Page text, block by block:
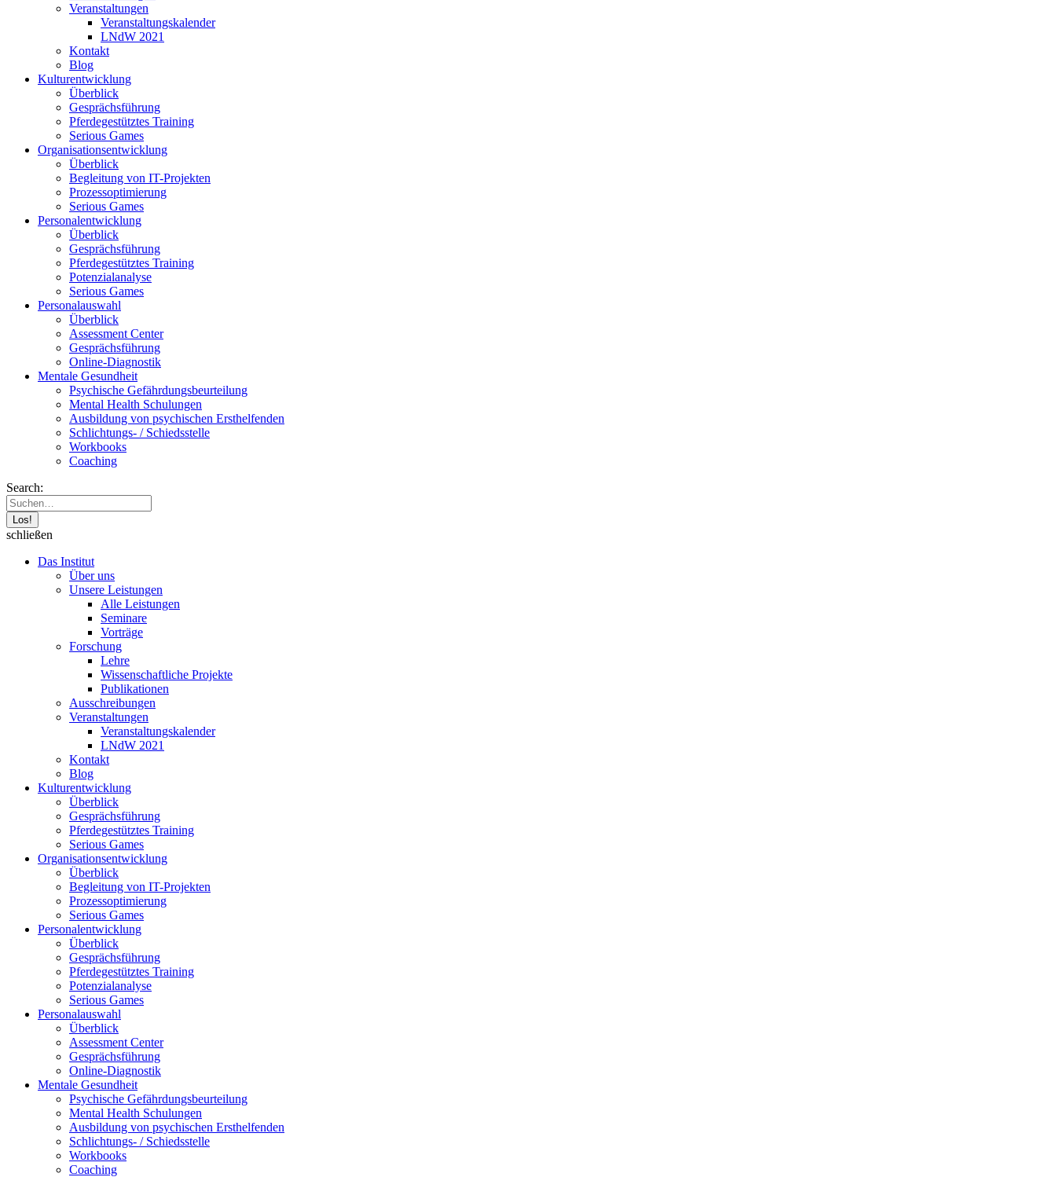
Veranstaltungen
Veranstaltungskalender
LNdW 2021
Kontakt
Blog
Kulturentwicklung
Überblick
Gesprächsführung
Pferdegestütztes Training
Serious Games
Organisationsentwicklung
Überblick
Begleitung von IT-Projekten
Prozessoptimierung
Serious Games
Personalentwicklung
Überblick
Gesprächsführung
Pferdegestütztes Training
Potenzialanalyse
Serious Games
Personalauswahl
Überblick
Assessment Center
Gesprächsführung
Online-Diagnostik
Mentale Gesundheit
Psychische Gefährdungs­beurteilung
Mental Health Schulungen
Ausbildung von psychischen Ersthelfenden
Schlichtungs- / Schiedsstelle
Workbooks
Coaching
Search:
schließen
Das Institut
Über uns
Unsere Leistungen
Alle Leistungen
Seminare
Vorträge
Forschung
Lehre
Wissenschaftliche Projekte
Publikationen
Ausschreibungen
Veranstaltungen
Veranstaltungskalender
LNdW 2021
Kontakt
Blog
Kulturentwicklung
Überblick
Gesprächsführung
Pferdegestütztes Training
Serious Games
Organisationsentwicklung
Überblick
Begleitung von IT-Projekten
Prozessoptimierung
Serious Games
Personalentwicklung
Überblick
Gesprächsführung
Pferdegestütztes Training
Potenzialanalyse
Serious Games
Personalauswahl
Überblick
Assessment Center
Gesprächsführung
Online-Diagnostik
Mentale Gesundheit
Psychische Gefährdungs­beurteilung
Mental Health Schulungen
Ausbildung von psychischen Ersthelfenden
Schlichtungs- / Schiedsstelle
Workbooks
Coaching